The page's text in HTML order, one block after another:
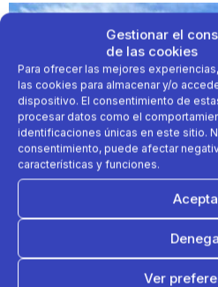
Gestionar el
de las cookies
Para ofrecer las mejores
las cookies para almacenar y/o
dispositivo. El consentimiento de
procesar datos como el
identificaciones únicas en este sitio.
consentimiento, puede afectar
características y funciones.
Ver